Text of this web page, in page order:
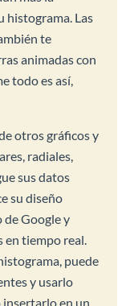
histograma. Las
te
animadas con
todo es así,
otros gráficos y
radiales,
sus datos
su diseño
de Google y
en tiempo real.
puede
y usarlo
en un